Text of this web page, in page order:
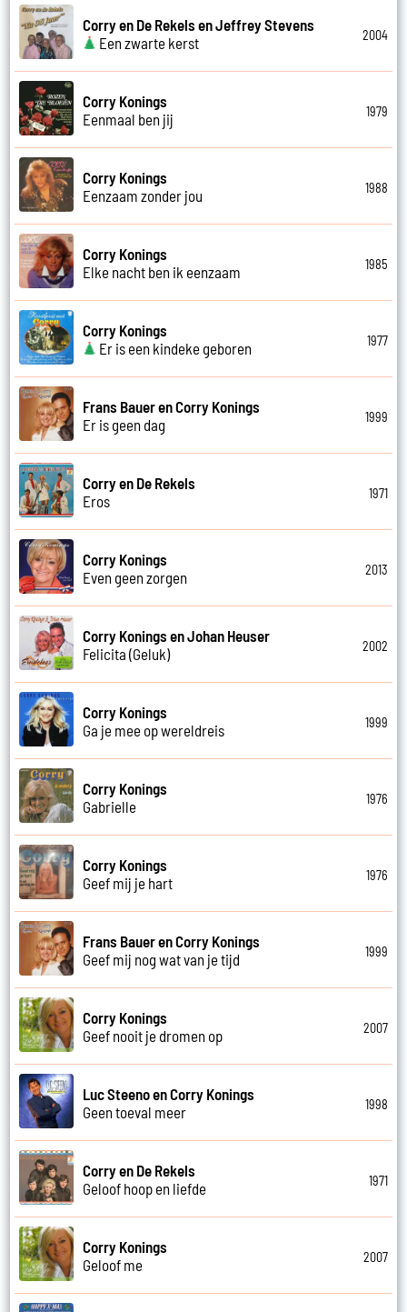
Corry en De Rekels en Jeffrey Stevens
Een zwarte kerst
2004
Corry Konings
Eenmaal ben jij
1979
Corry Konings
Eenzaam zonder jou
1988
Corry Konings
Elke nacht ben ik eenzaam
1985
Corry Konings
Er is een kindeke geboren
1977
Frans Bauer en Corry Konings
Er is geen dag
1999
Corry en De Rekels
Eros
1971
Corry Konings
Even geen zorgen
2013
Corry Konings en Johan Heuser
Felicita (Geluk)
2002
Corry Konings
Ga je mee op wereldreis
1999
Corry Konings
Gabrielle
1976
Corry Konings
Geef mij je hart
1976
Frans Bauer en Corry Konings
Geef mij nog wat van je tijd
1999
Corry Konings
Geef nooit je dromen op
2007
Luc Steeno en Corry Konings
Geen toeval meer
1998
Corry en De Rekels
Geloof hoop en liefde
1971
Corry Konings
Geloof me
2007